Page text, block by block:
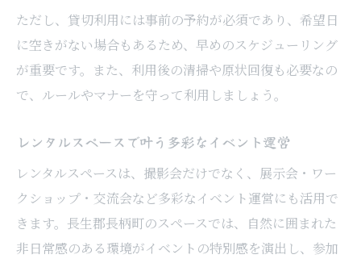
ただし、貸切利用には事前の予約が必須であり、希望日
に空きがない場合もあるため、早めのスケジューリング
が重要です。また、利用後の清掃や原状回復も必要なの
で、ルールやマナーを守って利用しましょう。
レンタルスペースで叶う多彩なイベント運営
レンタルスペースは、撮影会だけでなく、展示会・ワー
クショップ・交流会など多彩なイベント運営にも活用で
きます。長生郡長柄町のスペースでは、自然に囲まれた
非日常感のある環境がイベントの特別感を演出し、参加